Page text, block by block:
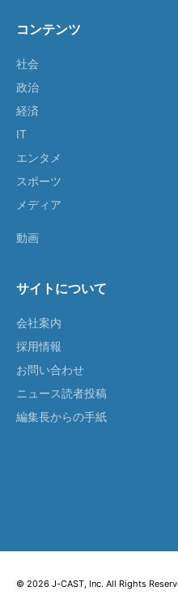
コンテンツ
社会
政治
経済
IT
エンタメ
スポーツ
メディア
動画
サイトについて
会社案内
採用情報
お問い合わせ
ニュース読者投稿
編集長からの手紙
© 2026 J-CAST, Inc. All Rights